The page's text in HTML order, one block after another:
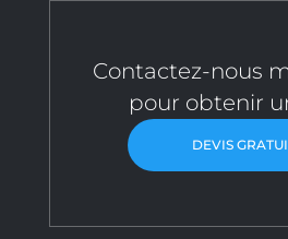
Contactez-nous
pour obtenir
DEVIS